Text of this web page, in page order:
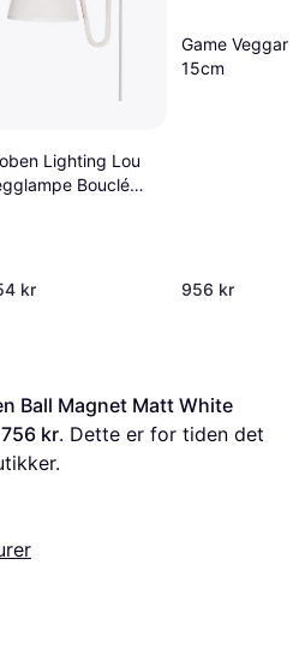
Lighting Lou
Bouclé
kr
Game
15cm
956 kr
Ball Magnet Matt White
756 kr. Dette er for tiden det